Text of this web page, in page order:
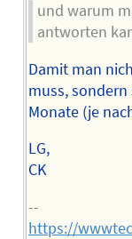
und warum
antworten
Damit man
muss,
Monate (je
LG,
CK
--
https://